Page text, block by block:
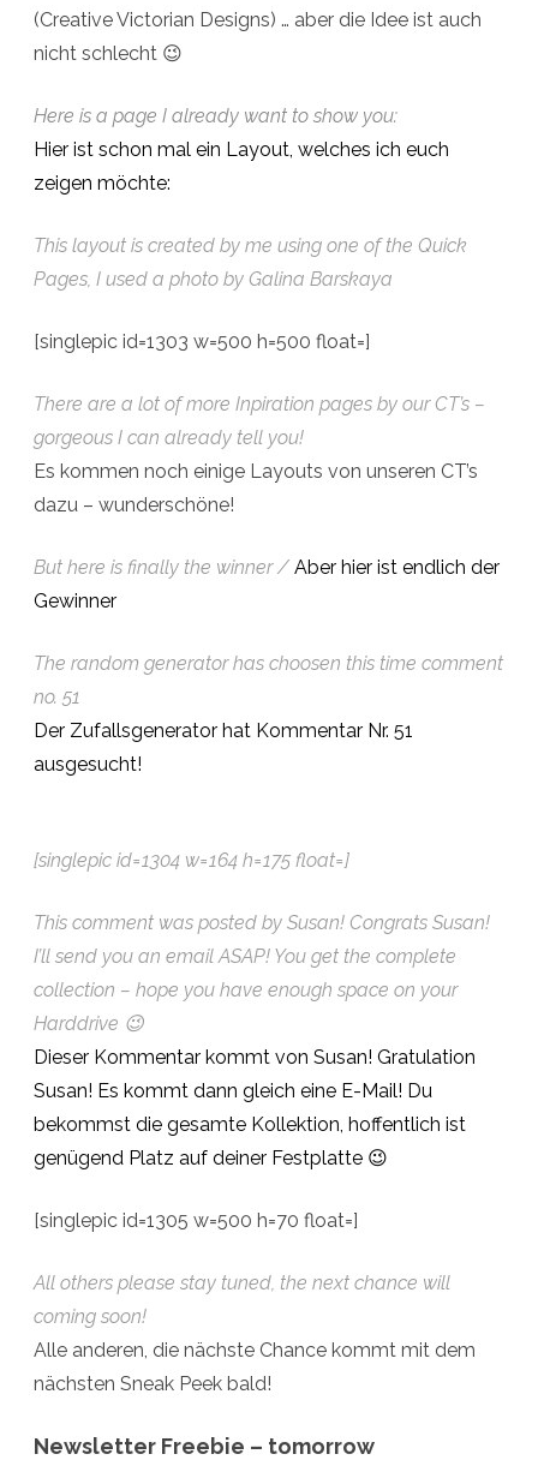
(Creative Victorian Designs) … aber die Idee ist auch
nicht schlecht 😉
Here is a page I already want to show you:
Hier ist schon mal ein Layout, welches ich euch
zeigen möchte:
This layout is created by me using one of the Quick
Pages, I used a photo by Galina Barskaya
[singlepic id=1303 w=500 h=500 float=]
There are a lot of more Inpiration pages by our CT’s –
gorgeous I can already tell you!
Es kommen noch einige Layouts von unseren CT’s
dazu – wunderschöne!
But here is finally the winner / Aber hier ist endlich der
Gewinner
The random generator has choosen this time comment
no. 51
Der Zufallsgenerator hat Kommentar Nr. 51
ausgesucht!
[singlepic id=1304 w=164 h=175 float=]
This comment was posted by Susan! Congrats Susan!
I’ll send you an email ASAP! You get the complete
collection – hope you have enough space on your
Harddrive 😉
Dieser Kommentar kommt von Susan! Gratulation
Susan! Es kommt dann gleich eine E-Mail! Du
bekommst die gesamte Kollektion, hoffentlich ist
genügend Platz auf deiner Festplatte 😉
[singlepic id=1305 w=500 h=70 float=]
All others please stay tuned, the next chance will
coming soon!
Alle anderen, die nächste Chance kommt mit dem
nächsten Sneak Peek bald!
Newsletter Freebie – tomorrow